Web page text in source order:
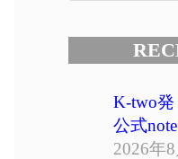
K-two
公式
2026年